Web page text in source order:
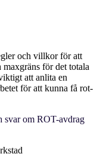
och villkor för att
för det totala
att anlita en
för att kunna få rot-
svar om ROT-avdrag